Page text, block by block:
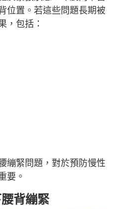
位置。若這些問題長期被
，包括：
繃緊問題，對於預防慢性
要。
背繃緊